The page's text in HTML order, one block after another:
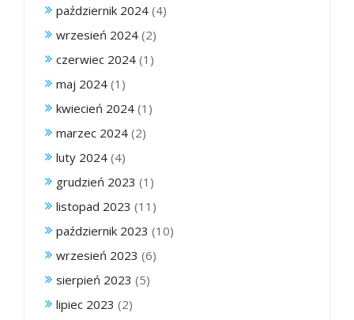
październik 2024 (4)
wrzesień 2024 (2)
czerwiec 2024 (1)
maj 2024 (1)
kwiecień 2024 (1)
marzec 2024 (2)
luty 2024 (4)
grudzień 2023 (1)
listopad 2023 (11)
październik 2023 (10)
wrzesień 2023 (6)
sierpień 2023 (5)
lipiec 2023 (2)